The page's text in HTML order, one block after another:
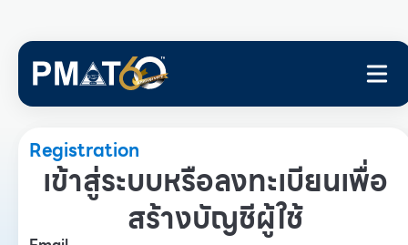
Registration
เข้าสู่ระบบหรือลงทะเบียนเพื่อ
สร้างบัญชีผู้ใช้